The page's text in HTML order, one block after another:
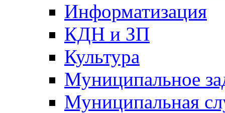
Информатизация
КДН и ЗП
Культура
Муниципальное
Муниципальная